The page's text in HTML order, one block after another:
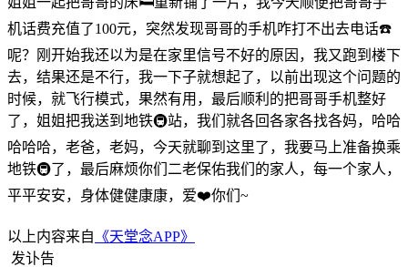
机话费充值了100元，突然发现哥哥的手机咋打不出去电话☎️
呢？刚开始我还以为是在家里信号不好的原因，我又跑到楼下
去，结果还是不行，我一下子就想起了，以前出现这个问题的
时候，就飞行模式，果然有用，最后顺利的把哥哥手机整好
了，姐姐把我送到地铁🚇站，我们就各回各家各找各妈，哈哈
哈哈哈，老爸，老妈，今天就聊到这里了，我要马上准备换乘
地铁🚇了，最后麻烦你们二老保佑我们的家人，每一个家人，
平平安安，身体健健康康，爱❤️你们~
以上内容来自 《天堂念APP》
发讣告